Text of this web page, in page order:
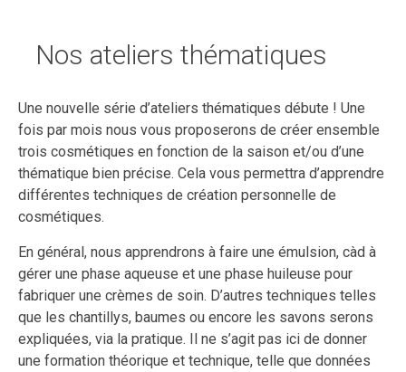
Nos ateliers thématiques
Une nouvelle série d’ateliers thématiques débute ! Une
fois par mois nous vous proposerons de créer ensemble
trois cosmétiques en fonction de la saison et/ou d’une
thématique bien précise. Cela vous permettra d’apprendre
différentes techniques de création personnelle de
cosmétiques.
En général, nous apprendrons à faire une émulsion, càd à
gérer une phase aqueuse et une phase huileuse pour
fabriquer une crèmes de soin. D’autres techniques telles
que les chantillys, baumes ou encore les savons serons
expliquées, via la pratique. Il ne s’agit pas ici de donner
une formation théorique et technique, telle que données